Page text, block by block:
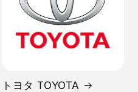
トヨタ TOYOTA